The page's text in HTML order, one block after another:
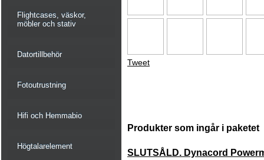
Flightcases, väskor,
möbler och stativ
Datortillbehör
Fotoutrustning
Hifi och Hemmabio
Högtalarelement
Tweet
Produkter som ingår i paketet
SLUTSÅLD. Dynacord